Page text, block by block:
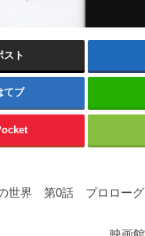
スト
てブ
世界 第0話 プロローグ